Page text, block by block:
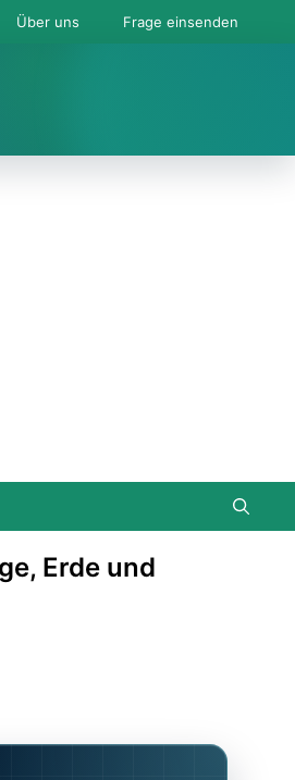
Über uns Frage einsenden
Erde und